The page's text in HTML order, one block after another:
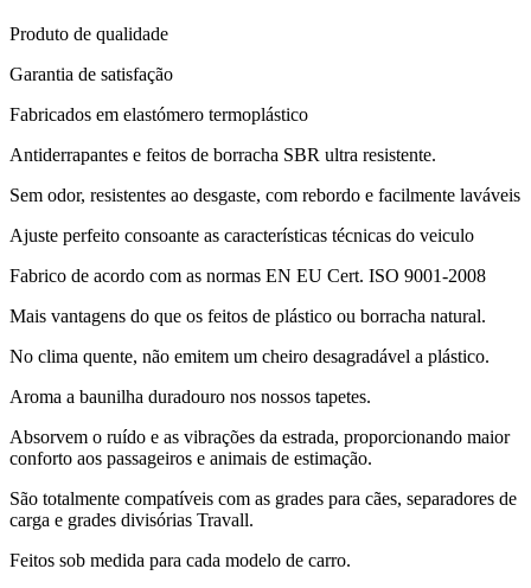
Produto de qualidade
Garantia de satisfação
Fabricados em elastómero termoplástico
Antiderrapantes e feitos de borracha SBR ultra resistente.
Sem odor, resistentes ao desgaste, com rebordo e facilmente laváveis
Ajuste perfeito consoante as características técnicas do veiculo
Fabrico de acordo com as normas EN EU Cert. ISO 9001-2008
Mais vantagens do que os feitos de plástico ou borracha natural.
No clima quente, não emitem um cheiro desagradável a plástico.
Aroma a baunilha duradouro nos nossos tapetes.
Absorvem o ruído e as vibrações da estrada, proporcionando maior
conforto aos passageiros e animais de estimação.
São totalmente compatíveis com as grades para cães, separadores de
carga e grades divisórias Travall.
Feitos sob medida para cada modelo de carro.